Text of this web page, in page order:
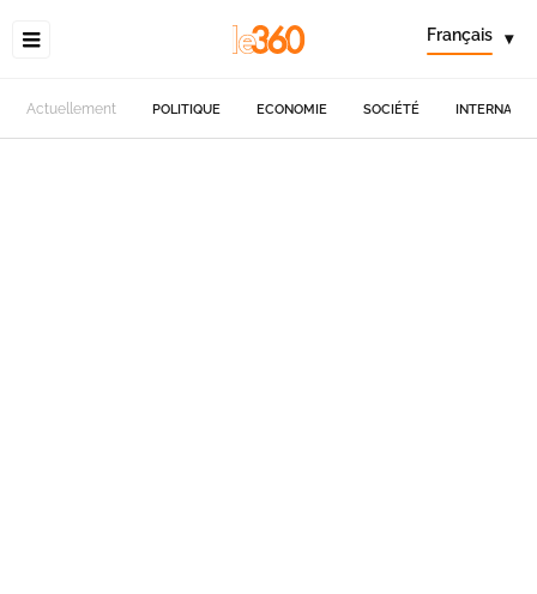
Français ▾
Actuellement POLITIQUE ECONOMIE SOCIÉTÉ